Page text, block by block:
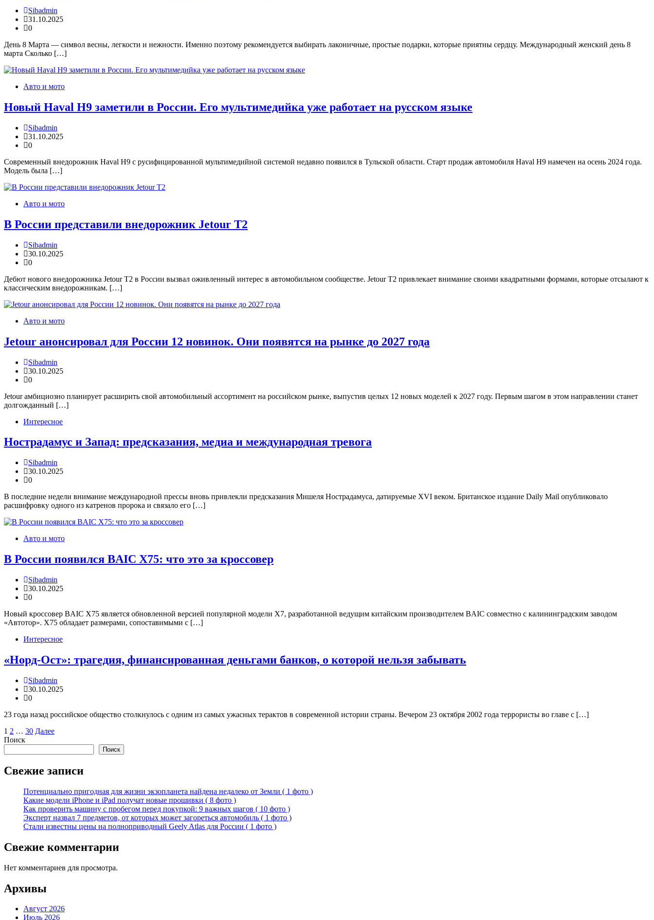
Sibadmin
31.10.2025
0
День 8 Марта — символ весны, легкости и нежности. Именно поэтому рекомендуется выбирать лаконичные, простые подарки, которые приятны сердцу. Международный женский день 8
марта Сколько […]
Авто и мото
Новый Haval H9 заметили в России. Его мультимедийка уже работает на русском языке
Sibadmin
31.10.2025
0
Современный внедорожник Haval H9 с русифицированной мультимедийной системой недавно появился в Тульской области. Старт продаж автомобиля Haval H9 намечен на осень 2024 года.
Модель была […]
Авто и мото
В России представили внедорожник Jetour T2
Sibadmin
30.10.2025
0
Дебют нового внедорожника Jetour T2 в России вызвал оживленный интерес в автомобильном сообществе. Jetour T2 привлекает внимание своими квадратными формами, которые отсылают к
классическим внедорожникам. […]
Авто и мото
Jetour анонсировал для России 12 новинок. Они появятся на рынке до 2027 года
Sibadmin
30.10.2025
0
Jetour амбициозно планирует расширить свой автомобильный ассортимент на российском рынке, выпустив целых 12 новых моделей к 2027 году. Первым шагом в этом направлении станет
долгожданный […]
Интересное
Нострадамус и Запад: предсказания, медиа и международная тревога
Sibadmin
30.10.2025
0
В последние недели внимание международной прессы вновь привлекли предсказания Мишеля Нострадамуса, датируемые XVI веком. Британское издание Daily Mail опубликовало
расшифровку одного из катренов пророка и связало его […]
Авто и мото
В России появился BAIC X75: что это за кроссовер
Sibadmin
30.10.2025
0
Новый кроссовер BAIC X75 является обновленной версией популярной модели X7, разработанной ведущим китайским производителем BAIC совместно с калининградским заводом
«Автотор». X75 обладает размерами, сопоставимыми с […]
Интересное
«Норд-Ост»: трагедия, финансированная деньгами банков, о которой нельзя забывать
Sibadmin
30.10.2025
0
23 года назад российское общество столкнулось с одним из самых ужасных терактов в современной истории страны. Вечером 23 октября 2002 года террористы во главе с […]
Пагинация
записей
1 2 … 30 Далее
Поиск
Поиск
Свежие записи
Потенциально пригодная для жизни экзопланета найдена недалеко от Земли ( 1 фото )
Какие модели iPhone и iPad получат новые прошивки ( 8 фото )
Как проверить машину с пробегом перед покупкой: 9 важных шагов ( 10 фото )
Эксперт назвал 7 предметов, от которых может загореться автомобиль ( 1 фото )
Стали известны цены на полноприводный Geely Atlas для России ( 1 фото )
Свежие комментарии
Нет комментариев для просмотра.
Архивы
Август 2026
Июль 2026